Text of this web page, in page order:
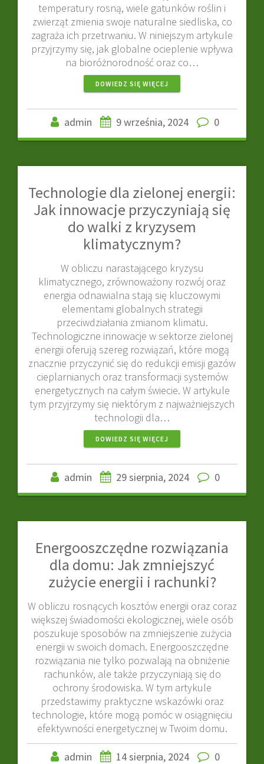
temperatury rosną, wiele gatunków roślin i
zwierząt zmienia swoje naturalne siedliska, co
zagraża ich przetrwaniu. W niniejszym artykule
przyjrzymy się, jak globalne ocieplenie wpływa
na bioróżnorodność oraz co…
DOWIEDZ SIĘ WIĘCEJ
admin 9 września, 2024 0
Technologie dla zielonej energii:
Jak innowacje przyczyniają się
do walki z kryzysem
klimatycznym?
W obliczu narastającego kryzysu
klimatycznego, zrównoważony rozwój oraz
energia odnawialna stają się kluczowymi
elementami globalnych strategii
przeciwdziałania zmianom klimatu.
Technologiczne innowacje w sektorze zielonej
energii oferują szereg rozwiązań, które mogą
znacznie przyczynić się do redukcji emisji gazów
cieplarnianych oraz transformacji systemów
energetycznych na całym świecie. W artykule
tym przyjrzymy się niektórym z najważniejszych
technologii dla…
DOWIEDZ SIĘ WIĘCEJ
admin 29 sierpnia, 2024 0
Energooszczędne rozwiązania
dla domu: Jak zmniejszyć
zużycie energii i rachunki?
W obliczu rosnących kosztów energii oraz coraz
większej świadomości ekologicznej, wiele osób
poszukuje sposobów na zmniejszenie zużycia
energii w swoich domach. Energooszczędne
rozwiązania nie tylko pozwalają na obniżenie
rachunków, ale także przyczyniają się do
ochrony środowiska. W tym artykule
przedstawimy praktyczne wskazówki oraz
technologie, które mogą pomóc w osiągnięciu
efektywności energetycznej w Twoim domu.
admin 14 sierpnia, 2024 0